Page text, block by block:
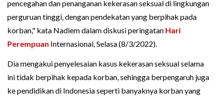
pencegahan dan penanganan kekerasan seksual di lingkungan
perguruan tinggi, dengan pendekatan yang berpihak pada
korban," kata Nadiem dalam diskusi peringatan Hari
Perempuan Internasional, Selasa (8/3/2022).
Dia mengakui penyelesaian kasus kekerasan seksual selama
ini tidak berpihak kepada korban, sehingga berpengaruh juga
ke pendidikan di Indonesia seperti banyaknya korban yang